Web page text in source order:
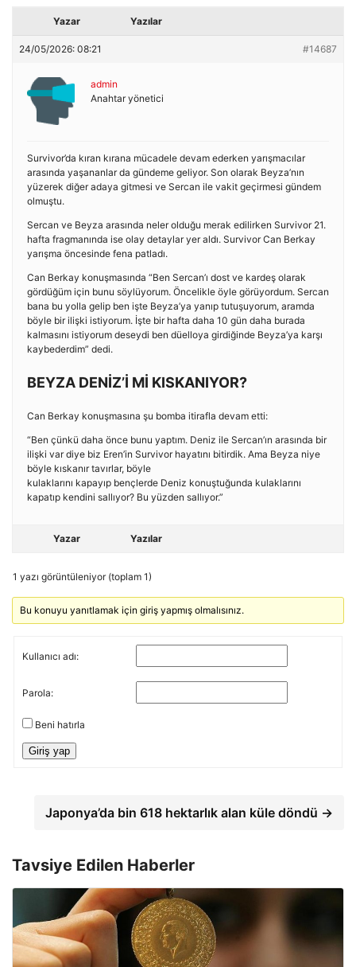
Yazar Yazılar
24/05/2026: 08:21 #14687
admin
Anahtar yönetici
Survivor’da kıran kırana mücadele devam ederken yarışmacılar
arasında yaşananlar da gündeme geliyor. Son olarak Beyza’nın
yüzerek diğer adaya gitmesi ve Sercan ile vakit geçirmesi gündem
olmuştu.
Sercan ve Beyza arasında neler olduğu merak edilirken Survivor 21.
hafta fragmanında ise olay detaylar yer aldı. Survivor Can Berkay
yarışma öncesinde fena patladı.
Can Berkay konuşmasında “Ben Sercan’ı dost ve kardeş olarak
gördüğüm için bunu söylüyorum. Öncelikle öyle görüyordum. Sercan
bana bu yolla gelip ben işte Beyza’ya yanıp tutuşuyorum, aramda
böyle bir ilişki istiyorum. İşte bir hafta daha 10 gün daha burada
kalmasını istiyorum deseydi ben düelloya girdiğinde Beyza’ya karşı
kaybederdim” dedi.
BEYZA DENİZ’İ Mİ KISKANIYOR?
Can Berkay konuşmasına şu bomba itirafla devam etti:
“Ben çünkü daha önce bunu yaptım. Deniz ile Sercan’ın arasında bir
ilişki var diye biz Eren’in Survivor hayatını bitirdik. Ama Beyza niye
böyle kıskanır tavırlar, böyle
kulaklarını kapayıp bençlerde Deniz konuştuğunda kulaklarını
kapatıp kendini sallıyor? Bu yüzden sallıyor.”
Yazar Yazılar
1 yazı görüntüleniyor (toplam 1)
Bu konuyu yanıtlamak için giriş yapmış olmalısınız.
Kullanıcı adı:
Parola:
Beni hatırla
Giriş yap
Japonya’da bin 618 hektarlık alan küle döndü →
Tavsiye Edilen Haberler